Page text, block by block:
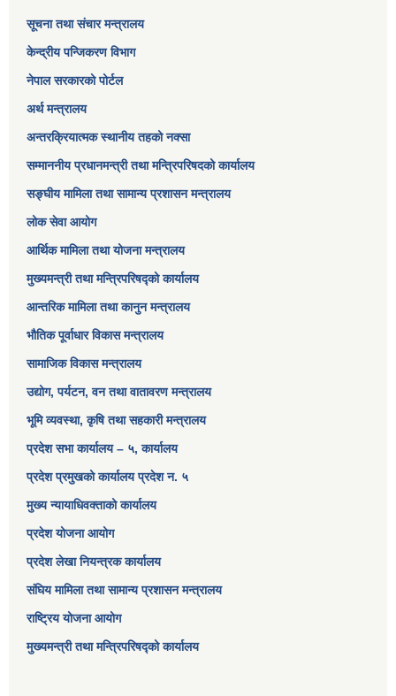
सूचना तथा संचार मन्त्रालय
केन्द्रीय पन्जिकरण विभाग
नेपाल सरकारको पोर्टल
अर्थ मन्त्रालय
अन्तरक्रियात्मक स्थानीय तहको नक्सा
सम्माननीय प्रधानमन्त्री तथा मन्त्रिपरिषद‌को कार्यालय
सङ्‍घीय मामिला तथा सामान्य प्रशासन मन्त्रालय
लोक सेवा आयोग
आर्थिक मामिला तथा योजना मन्त्रालय​
मुख्यमन्त्री तथा मन्त्रिपरिषद्को कार्यालय
आन्तरिक मामिला तथा कानुन मन्त्रालय
भौतिक पूर्वाधार विकास मन्त्रालय
सामाजिक विकास मन्त्रालय
उद्योग, पर्यटन, वन तथा वातावरण मन्त्रालय
भूमि व्यवस्था, कृषि तथा सहकारी मन्त्रालय
प्रदेश सभा कार्यालय – ५, कार्यालय
प्रदेश प्रमुखको कार्यालय प्रदेश न. ५
मुख्य न्यायाधिवक्ताको कार्यालय
प्रदेश योजना आयोग
प्रदेश लेखा नियन्त्रक कार्यालय
संघिय मामिला तथा सामान्य प्रशासन मन्त्रालय
राष्ट्रिय योजना आयोग
मुख्यमन्त्री तथा मन्त्रिपरिषद्को कार्यालय